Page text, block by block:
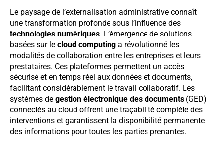
Le paysage de l’externalisation administrative connaît
une transformation profonde sous l’influence des
technologies numériques. L’émergence de solutions
basées sur le cloud computing a révolutionné les
modalités de collaboration entre les entreprises et leurs
prestataires. Ces plateformes permettent un accès
sécurisé et en temps réel aux données et documents,
facilitant considérablement le travail collaboratif. Les
systèmes de gestion électronique des documents (GED)
connectés au cloud offrent une traçabilité complète des
interventions et garantissent la disponibilité permanente
des informations pour toutes les parties prenantes.